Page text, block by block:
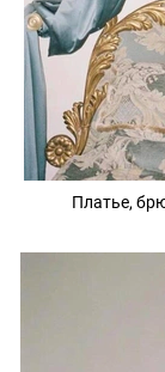
Платье,